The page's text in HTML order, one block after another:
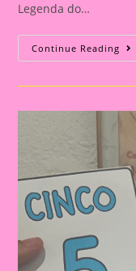
Legenda do…
Continue Reading
E
E
De